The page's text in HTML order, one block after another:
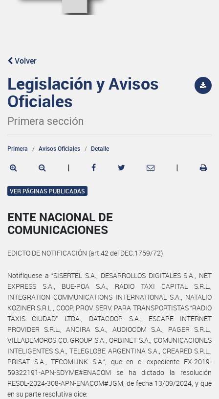
Volver
Legislación y Avisos
Oficiales
Primera sección
Primera Avisos Oficiales Detalle
| |
VER PÁGINAS PUBLICADAS
ENTE NACIONAL DE
COMUNICACIONES
EDICTO DE NOTIFICACIÓN (art.42 del DEC.1759/72)
Notifíquese a “SISERTEL S.A., DESARROLLOS DIGITALES S.A., NET
EXPRESS S.A., BUE-POA S.A., RADIO TAXI CAPITAL S.R.L.,
INTEGRATION COMMUNICATIONS INTERNATIONAL S.A., NATALIO
KOZINER S.R.L., COOP. PROV. SERV. PARA TRANSPORTISTAS “RADIO
TAXIS CIUDAD” LTDA., DATACOOP S.A., ESCAPE INTERNET
PROVIDER S.R.L., ANCIRA S.A., AUDIOCOM S.A., PAGER S.R.L.,
VILLADEMOROS CO. GROUP S.A., ORBINET S.A., COMUNICACIONES
INTELIGENTES S.A., TELEGLOBE ARGENTINA S.A., CREARED S.R.L.,
PRISAT S.A., TECOMLINK S.A.”, que en el expediente EX-2019-
59322191-APN-SDYME#ENACOM se ha dictado la resolución
RESOL-2024-308-APN-ENACOM#JGM, de fecha 13/09/2024, y que
en su parte resolutiva dice: